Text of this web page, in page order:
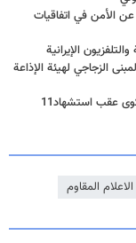
الأمن في اتفاقيات
الزجاجي لهيئة الإذاعة
منظمة التعبئة الاعلامية في ايران تتقدم بشكوى عقب استشهاد11
الاعلام المقاوم